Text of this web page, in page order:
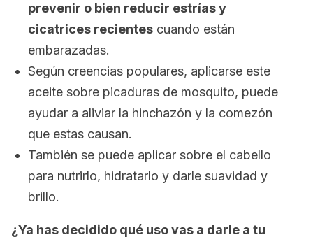
prevenir o bien reducir estrías y
cicatrices recientes cuando están
embarazadas.
Según creencias populares, aplicarse este
aceite sobre picaduras de mosquito, puede
ayudar a aliviar la hinchazón y la comezón
que estas causan.
También se puede aplicar sobre el cabello
para nutrirlo, hidratarlo y darle suavidad y
brillo.
¿Ya has decidido qué uso vas a darle a tu